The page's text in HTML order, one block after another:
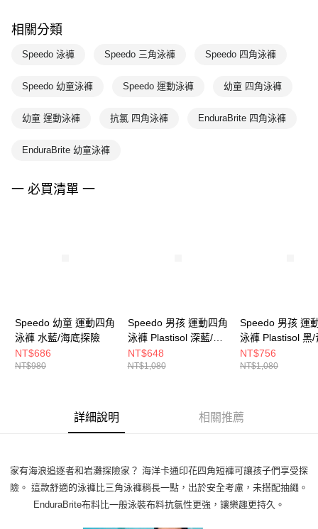
相關分類
Speedo 泳褲 Speedo 三角泳褲 Speedo 四角泳褲
Speedo 幼童泳褲 Speedo 運動泳褲 幼童 四角泳褲
幼童 運動泳褲 抗氯 四角泳褲 EnduraBrite 四角泳褲
EnduraBrite 幼童泳褲
一 必買清單 一
Speedo 幼童 運動四角
泳褲 水藍/海底探險
NT$686
NT$980
Speedo 男孩 運動四角
泳褲 Plastisol 深藍/青
綠/藍綠
NT$648
NT$1,080
Speedo 男孩 運
泳褲 Plastisol 黑/
NT$756
NT$1,080
詳細說明 相關推薦
家有海浪追逐者和岩灘探險家？ 海洋卡通印花四角短褲可讓孩子們享受探
險。 這款舒適的泳褲比三角泳褲稍長一點，出於安全考慮，未搭配抽繩。
EnduraBrite布料比一般泳裝布料抗氯性更強，讓樂趣更持久。